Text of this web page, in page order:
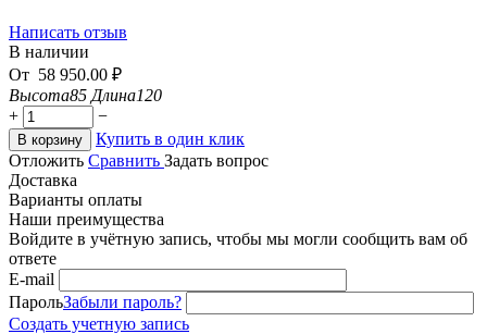
Написать отзыв
В наличии
От 58 950.00 ₽
Высота85 Длина120
+
−
В корзину
Купить в один клик
Отложить Сравнить Задать вопрос
Доставка
Варианты оплаты
Наши преимущества
Войдите в учётную запись, чтобы мы могли сообщить вам об
ответе
E-mail
ПарольЗабыли пароль?
Создать учетную запись